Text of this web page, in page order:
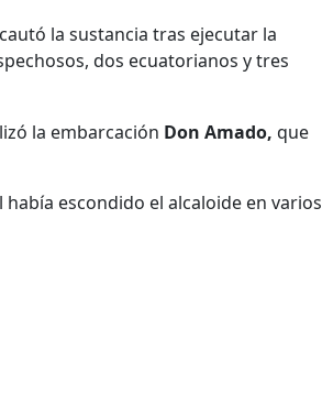
la sustancia tras ejecutar la
dos ecuatorianos y tres
la embarcación Don Amado, que
escondido el alcaloide en varios